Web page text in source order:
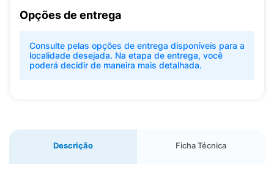
Opções de entrega
Consulte pelas opções de entrega disponíveis para a
localidade desejada. Na etapa de entrega, você
poderá decidir de maneira mais detalhada.
Descrição Ficha Técnica